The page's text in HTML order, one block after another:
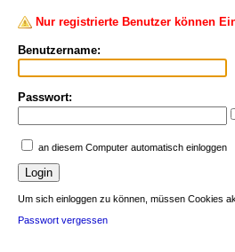
Nur registrierte Benutzer können
Benutzername:
Passwort:
an diesem Computer automatisch einloggen
Um sich einloggen zu können, müssen Cookies
Passwort vergessen